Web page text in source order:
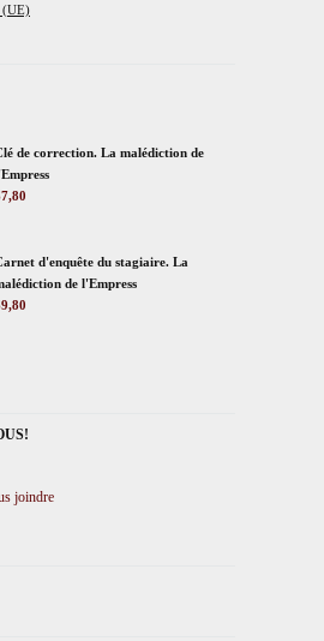
(UE)
de correction. La malédiction de
7,80
d'enquête du stagiaire. La
de l'Empress
9,80
joindre